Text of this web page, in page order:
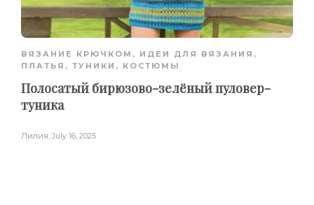
ВЯЗАНИЕ КРЮЧКОМ , ИДЕИ ДЛЯ ВЯЗАНИЯ ,
ПЛАТЬЯ, ТУНИКИ, КОСТЮМЫ
Полосатый бирюзово-зелёный пуловер-
туника
Лилия, July 16, 2025